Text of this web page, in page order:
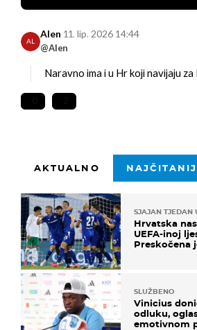
AL
Alen
@Alen
11. lip. 2026 14:44
Naravno ima i u Hr koji navijaju za
AKTUALNO
SJAJAN TJEDAN
Hrvatska
UEFA-inoj
Preskočena
SLUŽBENO
Vinicius
odluku,
emotivnom